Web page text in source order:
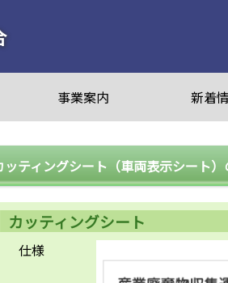
事業案内 新着
ッティングシート（車両表示シート
カッティングシート
仕様